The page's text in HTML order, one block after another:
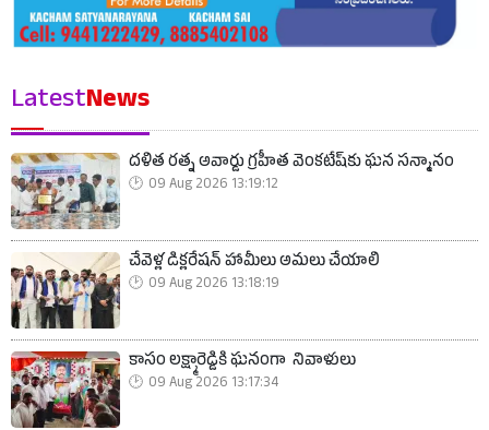
LatestNews
దళిత రత్న అవార్డు గ్రహీత వెంకటేష్‌కు ఘన సన్మానం
09 Aug 2026 13:19:12
చేవెళ్ల డిక్లరేషన్‌ హామీలు అమలు చేయాలి
09 Aug 2026 13:18:19
కాసం లక్ష్మారెడ్డికి ఘనంగా నివాళులు
09 Aug 2026 13:17:34